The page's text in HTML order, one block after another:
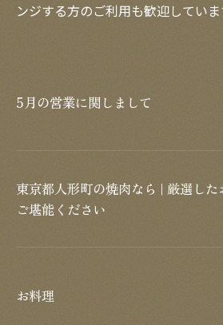
ンジする方のご利用も歓迎していま
5月の営業に関しまして
東京都人形町の焼肉なら | 厳選した
ご堪能ください
お料理